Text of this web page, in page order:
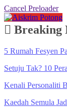
Cancel Preloader
Breaking
5 Rumah Fesyen
Setuju Tak? 10
Kenali Personaliti
Kaedah Semula